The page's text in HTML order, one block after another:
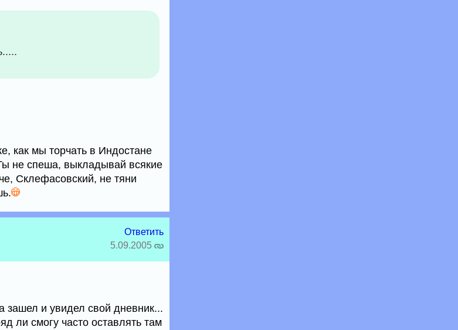
как мы торчать в Индостане
не спеша, выкладывай всякие
Склефасовский, не тяни
Ответить
5.09.2005
зашел и увидел свой дневник...
ли смогу часто оставлять там